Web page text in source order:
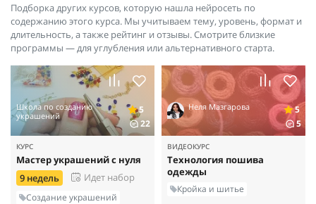
Инстаграме. Вы вернули веру в него :)
Подборка других курсов, которую нашла нейросеть по
содержанию этого курса. Мы учитываем тему, уровень, формат и
длительность, а также рейтинг и отзывы. Смотрите близкие
программы — для углубления или альтернативного старта.
Школа по созданию
украшений
5
22
КУРС
Мастер украшений с нуля
9 недель
Идет набор
Создание украшений
Неля Мазгарова
5
5
ВИДЕОКУРС
Технология пошива
одежды
Кройка и шитье